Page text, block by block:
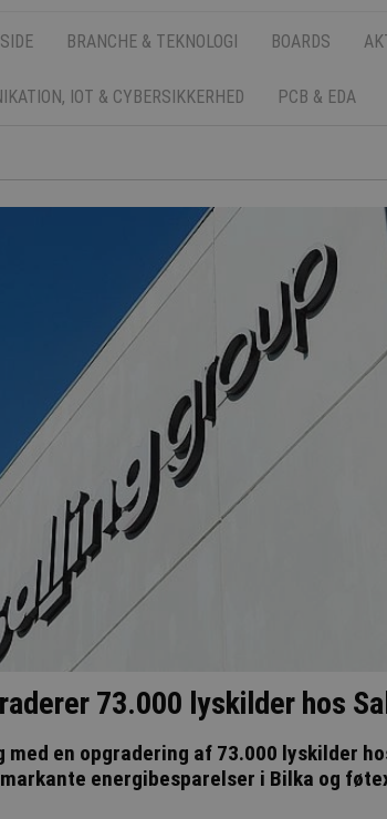
BRANCHE & TEKNOLOGI BOARDS
IOT & CYBERSIKKERHED PCB & EDA
73.000 lyskilder hos
med en opgradering af 73.000 lyskilder
energibesparelser i Bilka og